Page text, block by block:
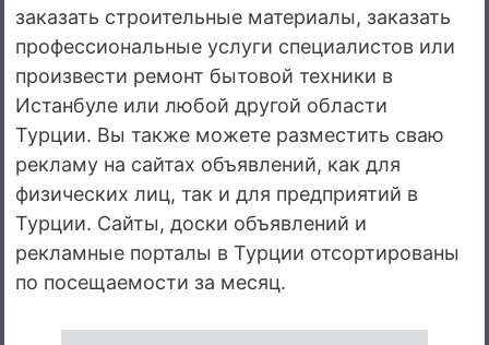
заказать строительные материалы, заказать
профессиональные услуги специалистов или
произвести ремонт бытовой техники в
Истанбуле или любой другой области
Турции. Вы также можете разместить сваю
рекламу на сайтах объявлений, как для
физических лиц, так и для предприятий в
Турции. Сайты, доски объявлений и
рекламные порталы в Турции отсортированы
по посещаемости за месяц.